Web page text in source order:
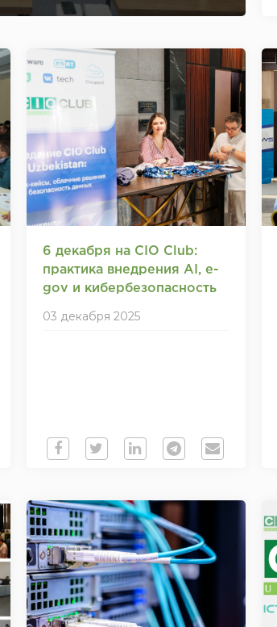
6 декабря на CIO Club:
практика внедрения AI, e-
gov и кибербезопасность
03 декабря 2025